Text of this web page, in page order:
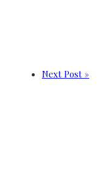
Next Post »